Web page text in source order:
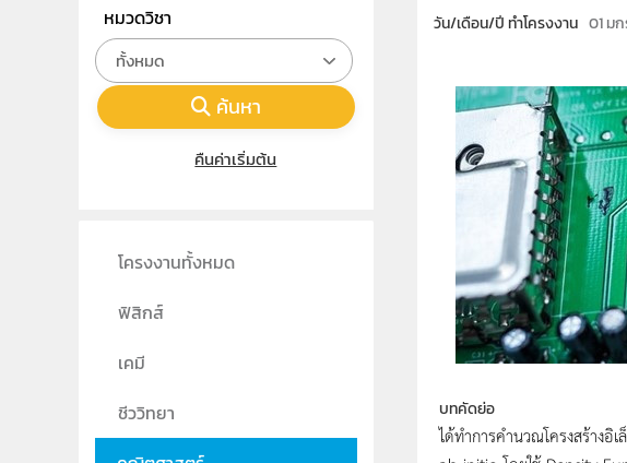
วัน/เดือน/ปี ทำโครงงาน 01 ม
บทคัดย่อ
ได้ทำการคำนวณโครงสร้าง
หมวดวิชา
ทั้งหมด
ค้นหา
คืนค่าเริ่มต้น
โครงงานทั้งหมด
ฟิสิกส์
เคมี
ชีววิทยา